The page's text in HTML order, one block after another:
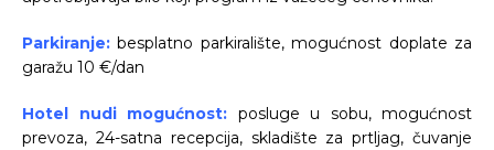
Parkiranje: besplatno parkiralište, mogućnost doplate za
garažu 10 €/dan
Hotel nudi mogućnost: posluge u sobu, mogućnost
prevoza, 24-satna recepcija, skladište za prtljag, čuvanje